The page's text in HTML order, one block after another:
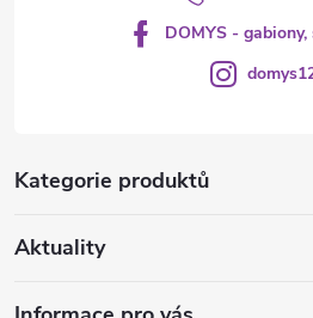
Kategorie produktů
Aktuality
DOMYS -